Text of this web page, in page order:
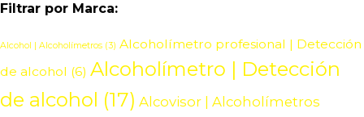
Filtrar por Marca:
Alcohol | Alcoholímetros (3) Alcoholímetro profesional | Detección
de alcohol (6) Alcoholímetro | Detección
de alcohol (17) Alcovisor | Alcoholímetros